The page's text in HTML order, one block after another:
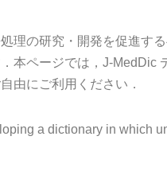
理の研究・開発を促進す
本ページでは，J-MedDic
由にご利用ください．
a dictionary in which